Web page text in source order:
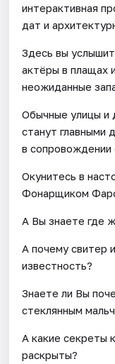
интерактивная
дат и
Здесь вы
актёры в плащах
неожиданные
Обычные улицы и
станут главными
в
Окунитесь в
Фонарщиком
А Вы знаете где
А почему свитер
известность?
Знаете ли Вы
стеклянным
А какие секреты
раскрыты?